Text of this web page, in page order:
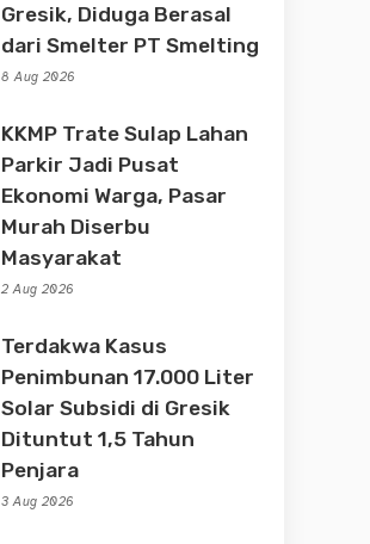
Gresik, Diduga Berasal
dari Smelter PT Smelting
8 Aug 2026
KKMP Trate Sulap Lahan
Parkir Jadi Pusat
Ekonomi Warga, Pasar
Murah Diserbu
Masyarakat
2 Aug 2026
Terdakwa Kasus
Penimbunan 17.000 Liter
Solar Subsidi di Gresik
Dituntut 1,5 Tahun
Penjara
3 Aug 2026